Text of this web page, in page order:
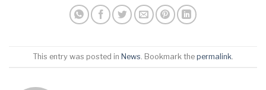
This entry was posted in News . Bookmark the permalink